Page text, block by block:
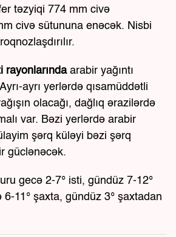
təzyiqi 774 mm civə
civə sütununa enəcək. Nisbi
rayonlarındaarabir yağıntı
ayrı yerlərdə qısamüddətli
olacağı, dağlıq ərazilərdə
var. Bəzi yerlərdə arabir
şərq küləyi bəzi şərq
güclənəcək.
gecə 2-7° isti, gündüz 7-12°
11° şaxta, gündüz 3° şaxtadan